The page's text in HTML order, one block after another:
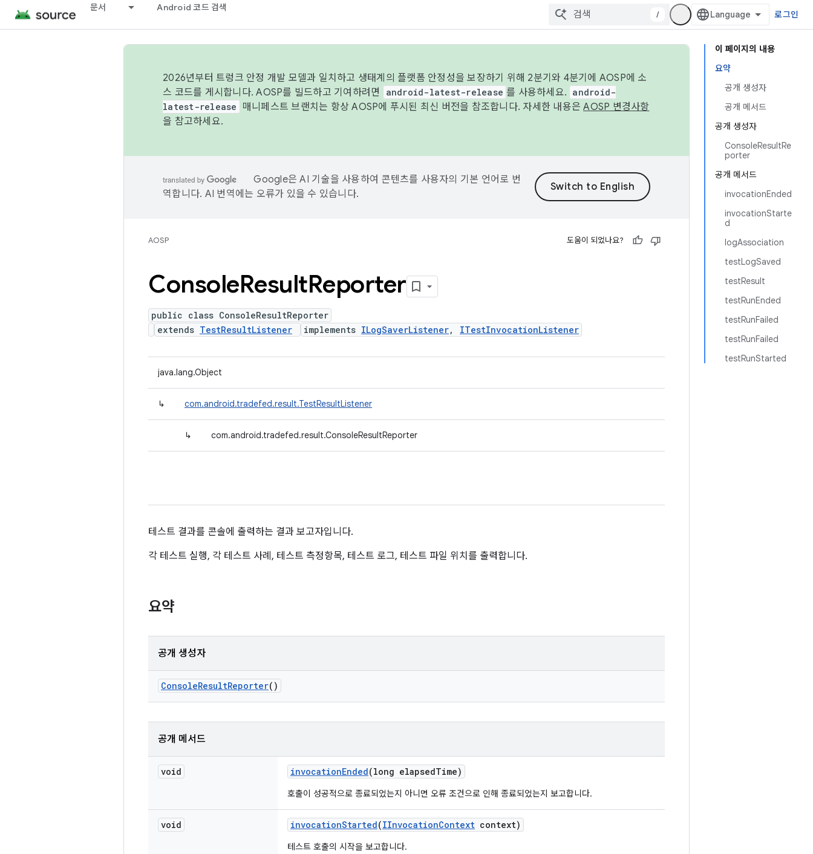
문서 Android 코드 검색
/ 로그인
이 페이지의 내용
요약
공개 생성자
공개 메서드
공개 생성자
ConsoleResultRe
porter
공개 메서드
invocationEnded
invocationStarte
d
logAssociation
testLogSaved
testResult
testRunEnded
testRunFailed
testRunFailed
testRunStarted
2026년부터 트렁크 안정 개발 모델과 일치하고 생태계의 플랫폼 안정성을 보장하기 위해 2분기와 4분기에 AOSP에 소
스 코드를 게시합니다. AOSP를 빌드하고 기여하려면
android-latest-release 를 사용하세요. android-
latest-release
매니페스트 브랜치는 항상 AOSP에 푸시된 최신 버전을 참조합니다. 자세한 내용은AOSP 변경사항
을 참고하세요.
Google은 AI 기술을 사용하여 콘텐츠를 사용자의 기본 언어로 번
역합니다. AI 번역에는 오류가 있을 수 있습니다.
AOSP 도움이 되었나요?
ConsoleResultReporter
public class ConsoleResultReporter
extends TestResultListener implements ILogSaverListener, ITestInvocationListener
java.lang.Object
↳ com.android.tradefed.result.TestResultListener
↳ com.android.tradefed.result.ConsoleResultReporter
테스트 결과를 콘솔에 출력하는 결과 보고자입니다.
각 테스트 실행, 각 테스트 사례, 테스트 측정항목, 테스트 로그, 테스트 파일 위치를 출력합니다.
요약
공개 생성자
ConsoleResultReporter()
공개 메서드
void invocationEnded(long elapsedTime)
호출이 성공적으로 종료되었는지 아니면 오류 조건으로 인해 종료되었는지 보고합니다.
void invocationStarted(IInvocationContext context)
테스트 호출의 시작을 보고합니다.